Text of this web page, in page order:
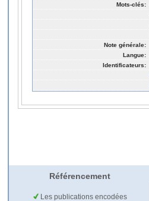
Mots-clés:
Note générale:
Langue:
Identificateurs:
Référencement
Les publications encodées